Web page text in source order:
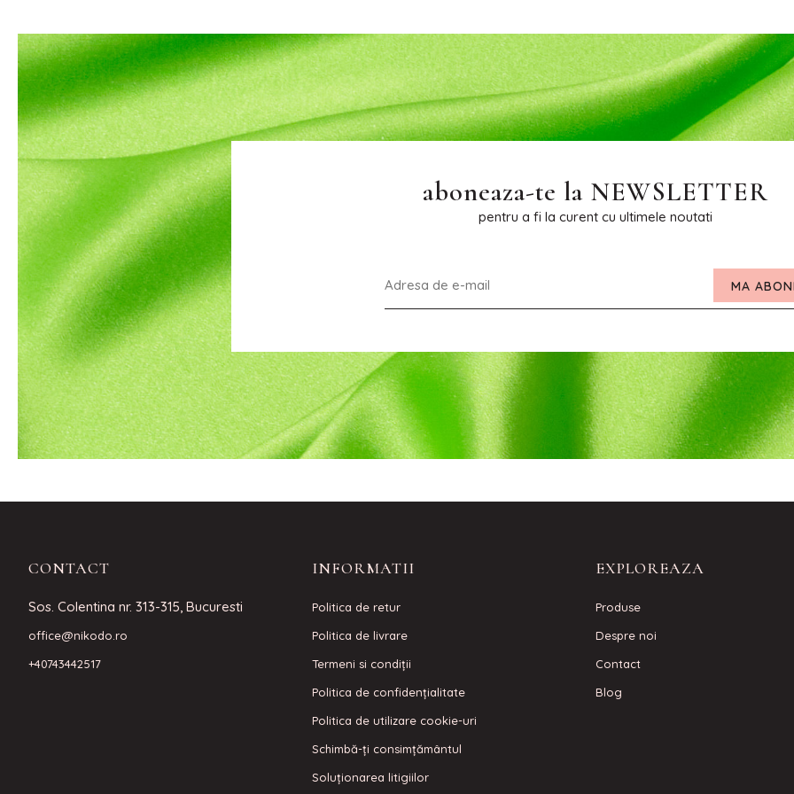
aboneaza-te la NEWSLETTER
pentru a fi la curent cu ultimele noutati
MA
CONTACT
Sos. Colentina nr. 313-315, Bucuresti
office@nikodo.ro
+40743442517
INFORMATII
Politica de retur
Politica de livrare
Termeni si condiţii
Politica de confidenţialitate
Politica de utilizare cookie-uri
Schimbă-ți consimțământul
Soluționarea litigiilor
EXPLOREAZA
Produse
Despre noi
Contact
Blog